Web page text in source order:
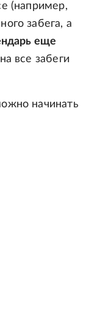
(например,
забега, а
еще
все забеги
начинать